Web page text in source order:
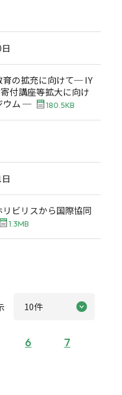
育の拡充に向けて─ IY
付講座等拡大に向け
ウム ─
180.5KB
リビリスから国際協同
1.3MB
6 7